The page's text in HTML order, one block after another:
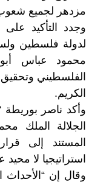
مزدهر لجميع
وجدد التأكيد على
لدولة فلسطين
محمود عباس
الفلسطيني
الكريم.
وأكد ناصر بوريطة
الجلالة الملك
المستند إلى
استراتيجيا لا محيد
وقال إن “الأحداث